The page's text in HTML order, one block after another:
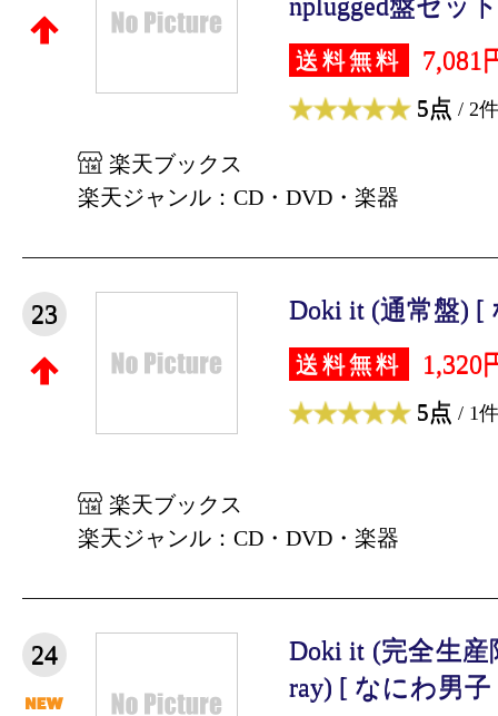
送料無料 7,081
5点 / 2件
楽天ブックス
楽天ジャンル：CD・DVD・楽器
23 Doki it (通常盤) [
送料無料 1,320
5点 / 1件
楽天ブックス
楽天ジャンル：CD・DVD・楽器
24
Doki it (完全生産
ray) [ なにわ男子